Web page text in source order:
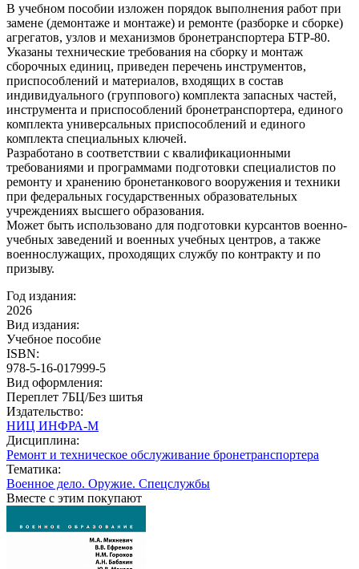
В учебном пособии изложен порядок выполнения работ при
замене (демонтаже и монтаже) и ремонте (разборке и сборке)
агрегатов, узлов и механизмов бронетранспортера БТР-80.
Указаны технические требования на сборку и монтаж
сборочных единиц, приведен перечень инструментов,
приспособлений и материалов, входящих в состав
индивидуального (группового) комплекта запасных частей,
инструмента и приспособлений бронетранспортера, единого
комплекта универсальных приспособлений и единого
комплекта специальных ключей.
Разработано в соответствии с квалификационными
требованиями и программами подготовки специалистов по
ремонту и хранению бронетанкового вооружения и техники
при федеральных государственных образовательных
учреждениях высшего образования.
Может быть использовано для подготовки курсантов военно-
учебных заведений и военных учебных центров, а также
военнослужащих, проходящих службу по контракту и по
призыву.
Год издания:
2026
Вид издания:
Учебное пособие
ISBN:
978-5-16-017999-5
Вид оформления:
Переплет 7БЦ/Без шитья
Издательство:
НИЦ ИНФРА-М
Дисциплина:
Ремонт и техническое обслуживание бронетранспортера
Тематика:
Военное дело. Оружие. Спецслужбы
Вместе с этим покупают